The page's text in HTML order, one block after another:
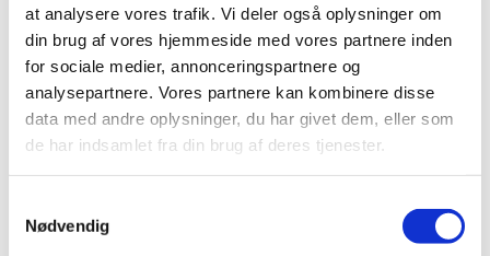
at analysere vores trafik. Vi deler også oplysninger om
din brug af vores hjemmeside med vores partnere inden
for sociale medier, annonceringspartnere og
analysepartnere. Vores partnere kan kombinere disse
data med andre oplysninger, du har givet dem, eller som
de har indsamlet fra din brug af deres tjenester.
Nødvendig
billige og rene europæiske energi. Vi vil en europæisk
forsvarsunion. Vi vil vores egen digitale udvikling i EU. Vi vil en
migration, der både sikrer verdens flygtninge, vores egne
grænser og Europas økonomi. Sammen er EU verdens
største handelsmarked og alle andre landes største
eksportmarked. De økonomiske muskler skal vi styrke og
opbygger pragmatiske, stabile og regelbaserede